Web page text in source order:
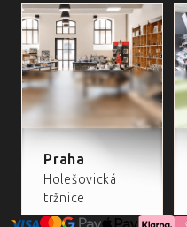
Praha
Holešovická
tržnice